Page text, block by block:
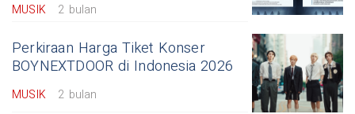
MUSIK 2 bulan
Perkiraan Harga Tiket Konser
BOYNEXTDOOR di Indonesia 2026
MUSIK 2 bulan